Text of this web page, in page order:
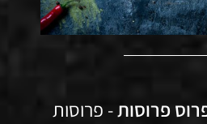
פרוסות- פרוסות